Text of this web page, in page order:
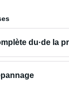
du·de la